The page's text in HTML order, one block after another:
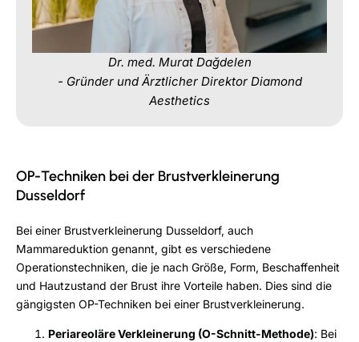
Dr. med. Murat Dağdelen
- Gründer und Ärztlicher Direktor Diamond
Aesthetics
OP-Techniken bei der Brustverkleinerung
Dusseldorf
Bei einer Brustverkleinerung Dusseldorf, auch
Mammareduktion genannt, gibt es verschiedene
Operationstechniken, die je nach Größe, Form, Beschaffenheit
und Hautzustand der Brust ihre Vorteile haben. Dies sind die
gängigsten OP-Techniken bei einer Brustverkleinerung.
Periareoläre Verkleinerung (O-Schnitt-Methode): Bei